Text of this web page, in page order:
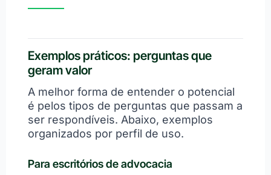
Exemplos práticos: perguntas que
geram valor
A melhor forma de entender o potencial
é pelos tipos de perguntas que passam a
ser respondíveis. Abaixo, exemplos
organizados por perfil de uso.
Para escritórios de advocacia